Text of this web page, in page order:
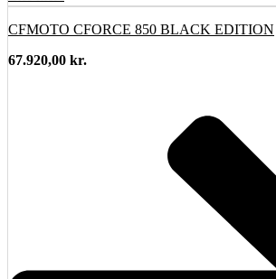
CFMOTO CFORCE 850 BLACK EDITION
67.920,00 kr.